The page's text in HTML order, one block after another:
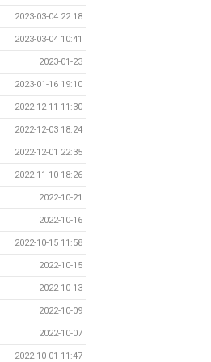
2023-03-04 22:18
2023-03-04 10:41
2023-01-23
2023-01-16 19:10
2022-12-11 11:30
2022-12-03 18:24
2022-12-01 22:35
2022-11-10 18:26
2022-10-21
2022-10-16
2022-10-15 11:58
2022-10-15
2022-10-13
2022-10-09
2022-10-07
2022-10-01 11:47